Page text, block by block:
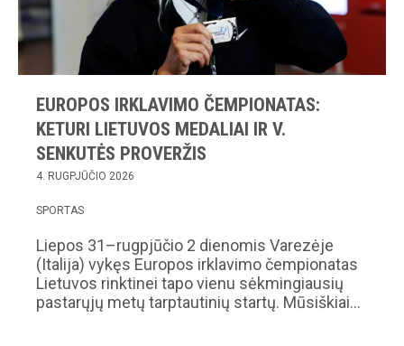
EUROPOS IRKLAVIMO ČEMPIONATAS:
KETURI LIETUVOS MEDALIAI IR V.
SENKUTĖS PROVERŽIS
4. RUGPJŪČIO 2026
SPORTAS
Liepos 31–rugpjūčio 2 dienomis Varezėje
(Italija) vykęs Europos irklavimo čempionatas
Lietuvos rinktinei tapo vienu sėkmingiausių
pastarųjų metų tarptautinių startų. Mūsiškiai…